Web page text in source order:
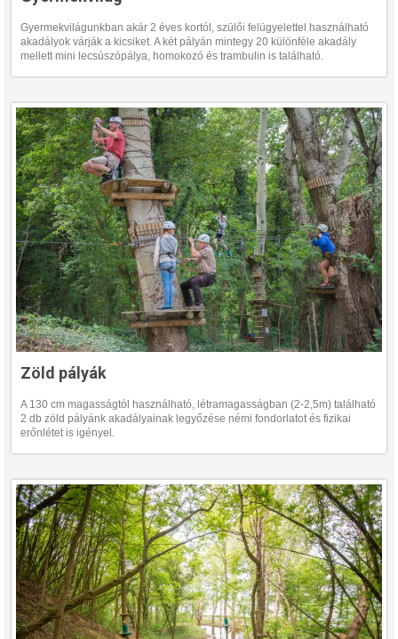
Gyermekvilágunkban akár 2 éves kortól, szülői felügyelettel használható
akadályok várják a kicsiket. A két pályán mintegy 20 különféle akadály
mellett mini lecsúszópálya, homokozó és trambulin is található.
Zöld pályák
A 130 cm magasságtól használható, létramagasságban (2-2,5m) található
2 db zöld pályánk akadályainak legyőzése némi fondorlatot és fizikai
erőnlétet is igényel.